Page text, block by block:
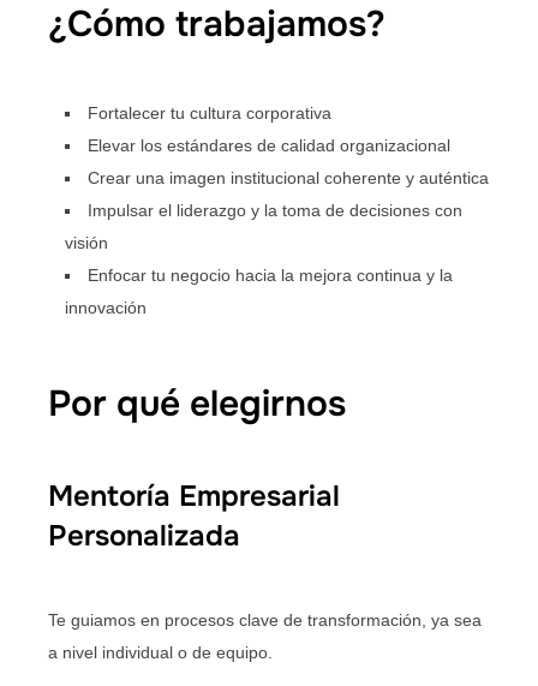
¿Cómo trabajamos?
Fortalecer tu cultura corporativa
Elevar los estándares de calidad organizacional
Crear una imagen institucional coherente y auténtica
Impulsar el liderazgo y la toma de decisiones con
visión
Enfocar tu negocio hacia la mejora continua y la
innovación
Por qué elegirnos
Mentoría Empresarial
Personalizada
Te guiamos en procesos clave de transformación, ya sea
a nivel individual o de equipo.